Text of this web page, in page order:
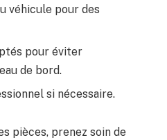
véhicule pour des
pour éviter
de bord.
si nécessaire.
pièces, prenez soin de